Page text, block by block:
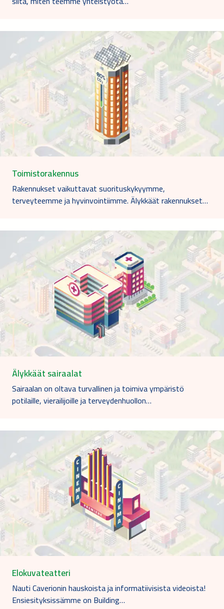
Toimistorakennus
Rakennukset vaikuttavat suorituskykyymme,
terveyteemme ja hyvinvointiimme. Älykkäät rakennukset…
Älykkäät sairaalat
Sairaalan on oltava turvallinen ja toimiva ympäristö
potilaille, vierailijoille ja terveydenhuollon…
Elokuvateatteri
Nauti Caverionin hauskoista ja informatiivisista videoista!
Ensiesityksissämme on Building…